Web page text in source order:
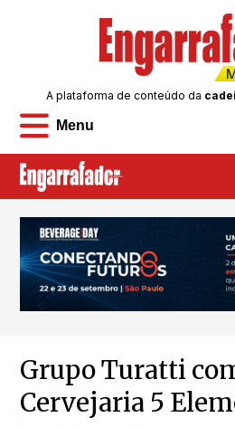
Menu
A plataforma de conteúdo da
Grupo Turatti
Cervejaria 5